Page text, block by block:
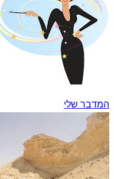
המדבר שלי